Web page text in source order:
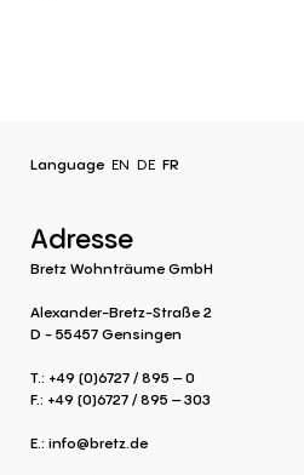
Language EN DE FR
Adresse
Bretz Wohnträume GmbH
Alexander-Bretz-Straße 2
D - 55457 Gensingen
T.: +49 (0)6727 / 895 – 0
F.: +49 (0)6727 / 895 – 303
E.: info@bretz.de